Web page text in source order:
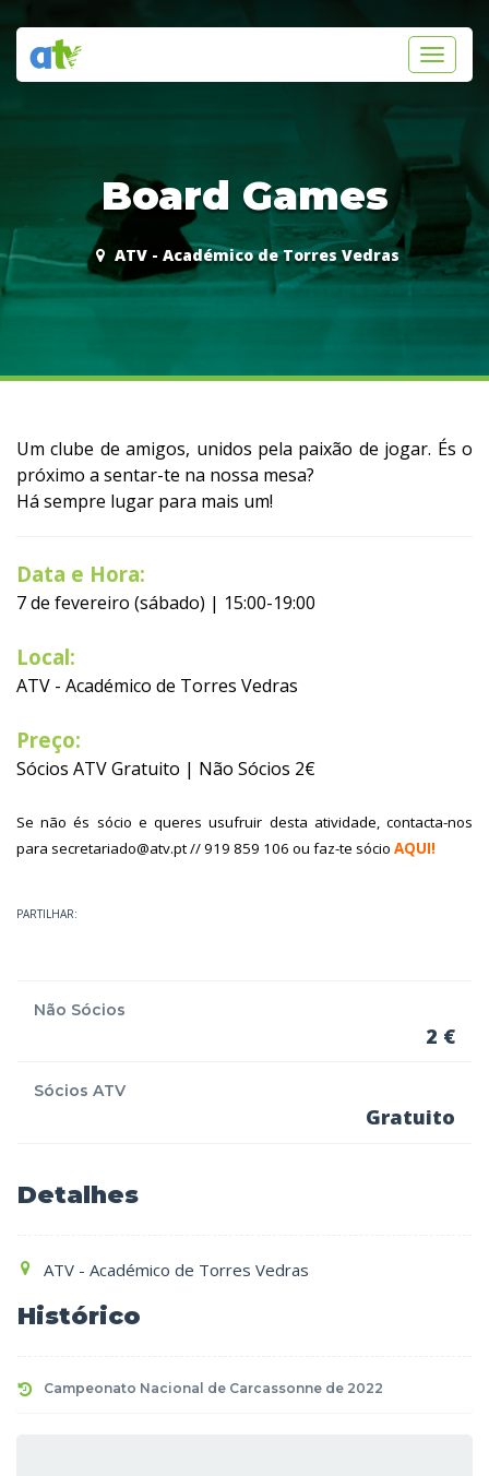
Toggle
Board Games
ATV - Académico de Torres Vedras
Um clube de amigos, unidos pela paixão de jogar. És o
próximo a sentar-te na nossa mesa?
Há sempre lugar para mais um!
Data e Hora:
7 de fevereiro (sábado) | 15:00-19:00
Local:
ATV - Académico de Torres Vedras
Preço:
Sócios ATV Gratuito | Não Sócios 2€
Se não és sócio e queres usufruir desta atividade, contacta-nos
para secretariado@atv.pt // 919 859 106 ou faz-te sócio AQUI!
PARTILHAR:
Não Sócios
2 €
Sócios ATV
Gratuito
Detalhes
ATV - Académico de Torres Vedras
Histórico
Campeonato Nacional de Carcassonne de 2022